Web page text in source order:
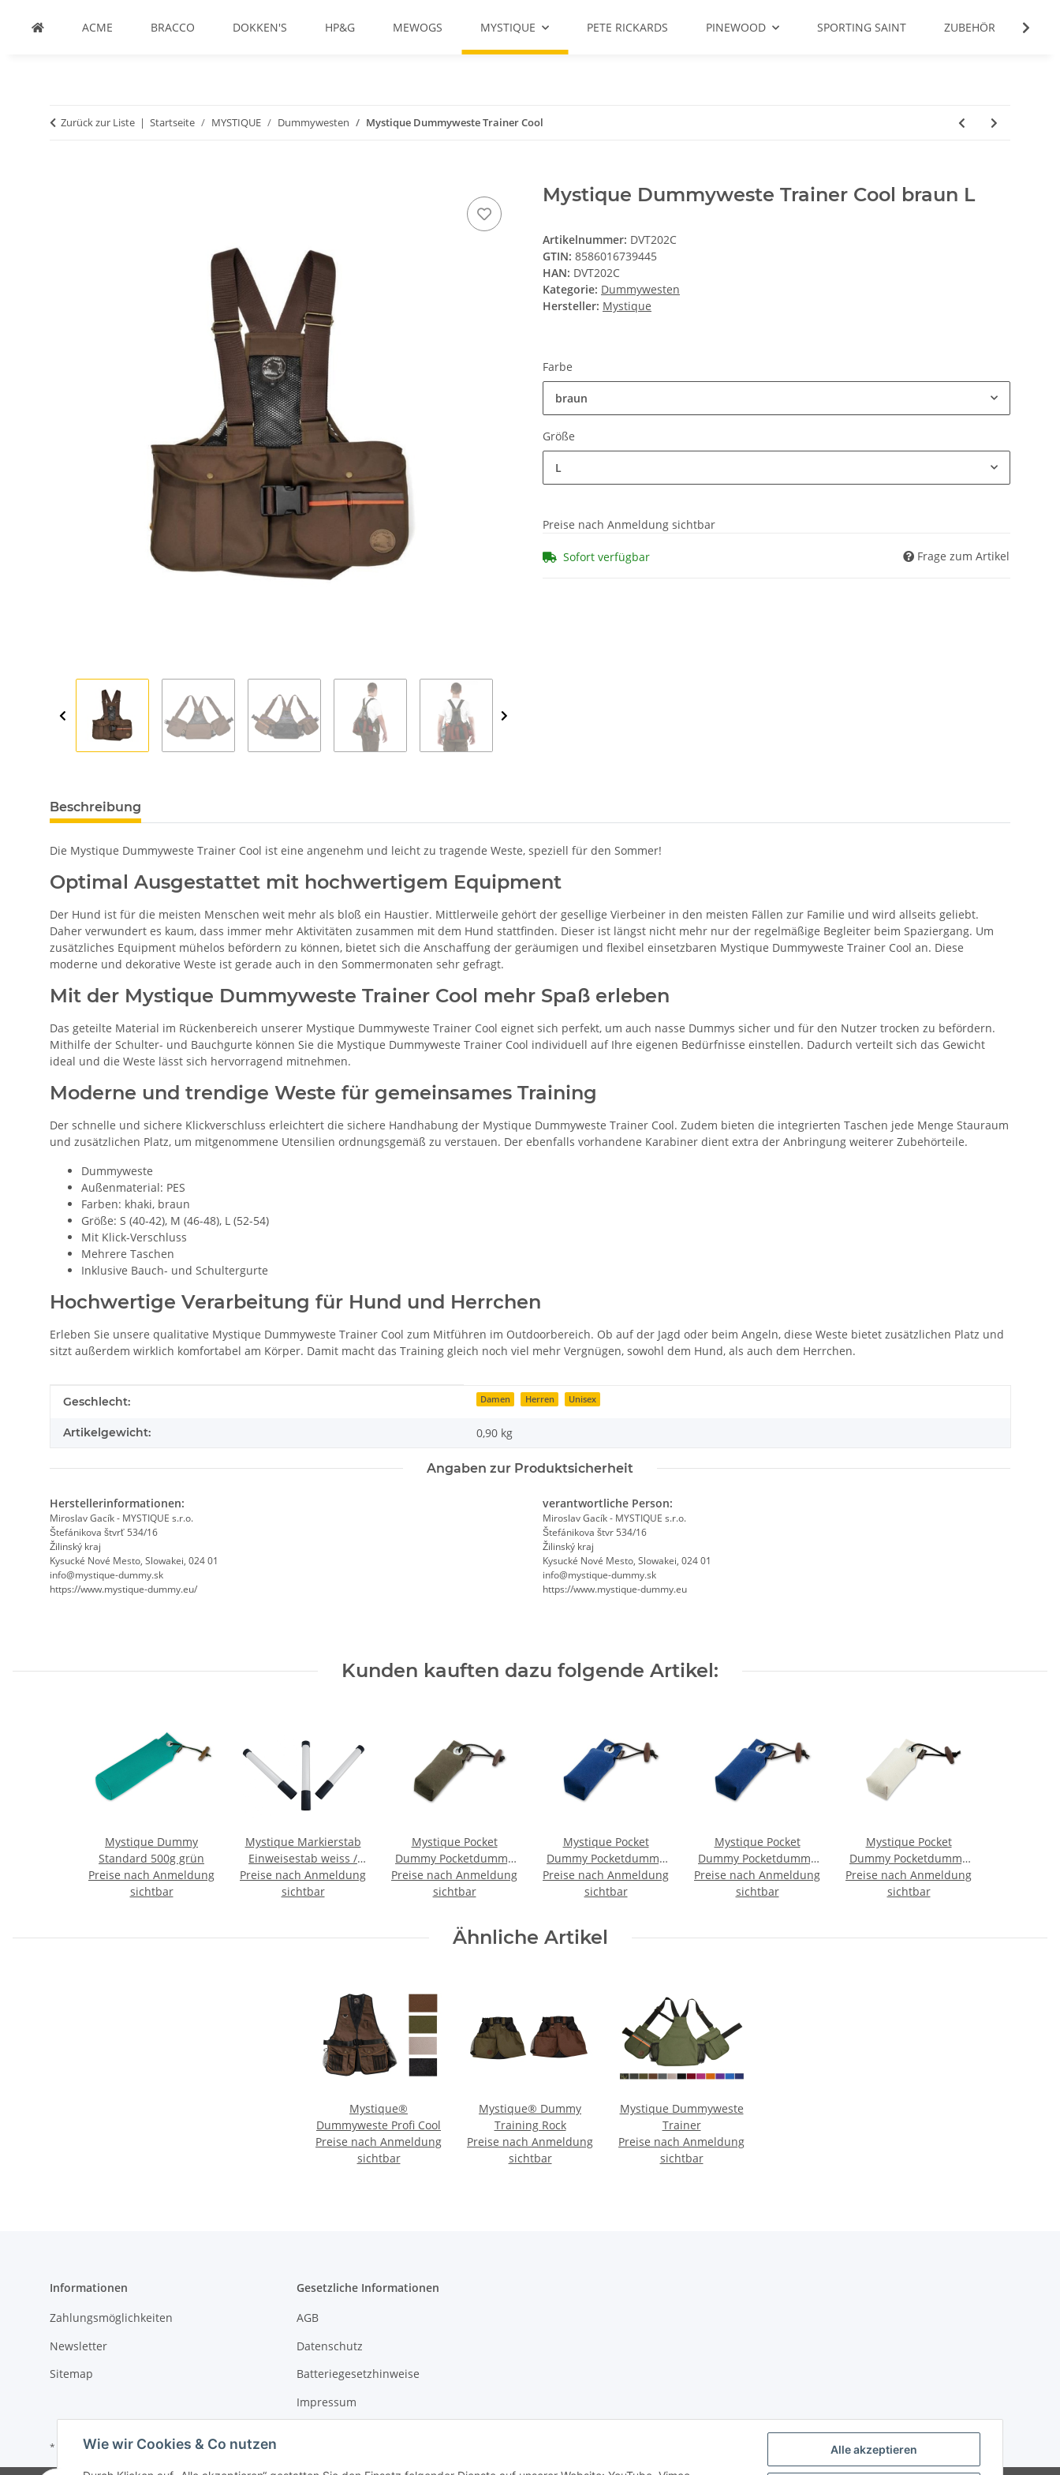
Alle akzeptieren
Wie wir Cookies & Co nutzen
ACME BRACCO DOKKEN'S HP&G MEWOGS MYSTIQUE PETE RICKARDS PINEWOOD SPORTING SAINT ZUBEHÖR
Zurück zur Liste Startseite MYSTIQUE Dummywesten Mystique Dummyweste Trainer Cool
Mystique Dummyweste Trainer Cool braun L
Artikelnummer: DVT202C
GTIN: 8586016739445
HAN: DVT202C
Kategorie: Dummywesten
Hersteller: Mystique
Farbe
braun
Größe
L
Preise nach Anmeldung sichtbar
Sofort verfügbar Frage zum Artikel
Beschreibung
Die Mystique Dummyweste Trainer Cool ist eine angenehm und leicht zu tragende Weste, speziell für den Sommer!
Optimal Ausgestattet mit hochwertigem Equipment
Der Hund ist für die meisten Menschen weit mehr als bloß ein Haustier. Mittlerweile gehört der gesellige Vierbeiner in den meisten Fällen zur Familie und wird allseits geliebt.
Daher verwundert es kaum, dass immer mehr Aktivitäten zusammen mit dem Hund stattfinden. Dieser ist längst nicht mehr nur der regelmäßige Begleiter beim Spaziergang. Um
zusätzliches Equipment mühelos befördern zu können, bietet sich die Anschaffung der geräumigen und flexibel einsetzbaren Mystique Dummyweste Trainer Cool an. Diese
moderne und dekorative Weste ist gerade auch in den Sommermonaten sehr gefragt.
Mit der Mystique Dummyweste Trainer Cool mehr Spaß erleben
Das geteilte Material im Rückenbereich unserer Mystique Dummyweste Trainer Cool eignet sich perfekt, um auch nasse Dummys sicher und für den Nutzer trocken zu befördern.
Mithilfe der Schulter- und Bauchgurte können Sie die Mystique Dummyweste Trainer Cool individuell auf Ihre eigenen Bedürfnisse einstellen. Dadurch verteilt sich das Gewicht
ideal und die Weste lässt sich hervorragend mitnehmen.
Moderne und trendige Weste für gemeinsames Training
Der schnelle und sichere Klickverschluss erleichtert die sichere Handhabung der Mystique Dummyweste Trainer Cool. Zudem bieten die integrierten Taschen jede Menge Stauraum
und zusätzlichen Platz, um mitgenommene Utensilien ordnungsgemäß zu verstauen. Der ebenfalls vorhandene Karabiner dient extra der Anbringung weiterer Zubehörteile.
Dummyweste
Außenmaterial: PES
Farben: khaki, braun
Größe: S (40-42), M (46-48), L (52-54)
Mit Klick-Verschluss
Mehrere Taschen
Inklusive Bauch- und Schultergurte
Hochwertige Verarbeitung für Hund und Herrchen
Erleben Sie unsere qualitative Mystique Dummyweste Trainer Cool zum Mitführen im Outdoorbereich. Ob auf der Jagd oder beim Angeln, diese Weste bietet zusätzlichen Platz und
sitzt außerdem wirklich komfortabel am Körper. Damit macht das Training gleich noch viel mehr Vergnügen, sowohl dem Hund, als auch dem Herrchen.
Produkteigenschaft
Wert
Geschlecht: Damen Herren Unisex
Artikelgewicht: 0,90 kg
Angaben zur Produktsicherheit
Herstellerinformationen:
Miroslav Gacík - MYSTIQUE s.r.o.
Štefánikova štvrť 534/16
Žilinský kraj
Kysucké Nové Mesto, Slowakei, 024 01
info@mystique-dummy.sk
https://www.mystique-dummy.eu/
verantwortliche Person:
Miroslav Gacík - MYSTIQUE s.r.o.
Štefánikova štvr 534/16
Žilinský kraj
Kysucké Nové Mesto, Slowakei, 024 01
info@mystique-dummy.sk
https://www.mystique-dummy.eu
Kunden kauften dazu folgende Artikel:
Mystique Dummy
Standard 500g grün
Preise nach Anmeldung
sichtbar
Mystique Markierstab
Einweisestab weiss /
schwarz im Set 3 Stück
Preise nach Anmeldung
sichtbar
Mystique Pocket
Dummy Pocketdummy
khaki 150g
Preise nach Anmeldung
sichtbar
Mystique Pocket
Dummy Pocketdummy
blau 85g
Preise nach Anmeldung
sichtbar
Mystique Pocket
Dummy Pocketdummy
blau 150g
Preise nach Anmeldung
sichtbar
Mystique Pocket
Dummy Pocketdummy
weiß 85g
Preise nach Anmeldung
sichtbar
Ähnliche Artikel
Mystique®
Dummyweste Profi Cool
Preise nach Anmeldung
sichtbar
Mystique® Dummy
Training Rock
Preise nach Anmeldung
sichtbar
Mystique Dummyweste
Trainer
Preise nach Anmeldung
sichtbar
Informationen
Zahlungsmöglichkeiten
Newsletter
Sitemap
Gesetzliche Informationen
AGB
Datenschutz
Batteriegesetzhinweise
Impressum
* Alle Preise zzgl. gesetzlicher USt.